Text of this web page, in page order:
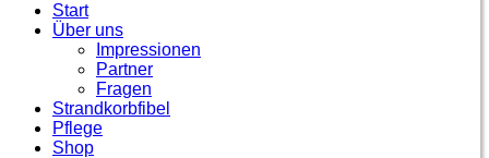
Start
Über uns
Impressionen
Partner
Fragen
Strandkorbfibel
Pflege
Shop